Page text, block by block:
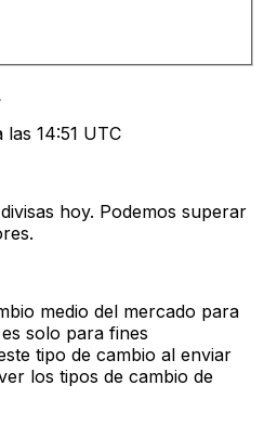
las 14:51 UTC
hoy. Podemos superar
medio del mercado para
solo para fines
tipo de cambio al enviar
los tipos de cambio de